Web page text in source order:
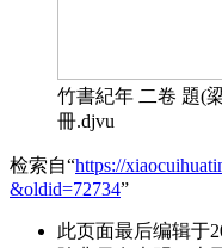
竹書紀年 二卷 題(
冊.djvu
检索自“https://
&oldid=72734”
此页面最后编辑于